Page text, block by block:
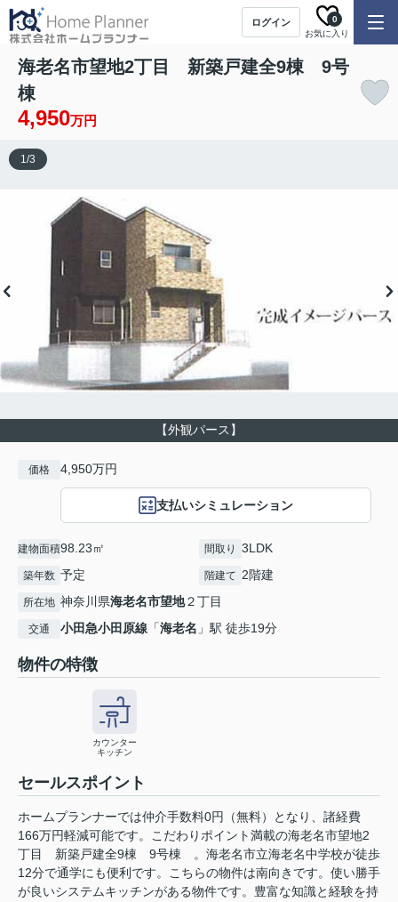
ログイン
お気に入り
0
海老名市望地2丁目 新築戸建全9棟 9号
棟
4,950万円
【外観パース】
1/3
価格 4,950万円
支払いシミュレーション
建物面積98.23㎡ 間取り 3LDK
築年数 予定 階建て 2階建
所在地 神奈川県海老名市望地２丁目
交通 小田急小田原線 「海老名 」駅 徒歩19分
物件の特徴
カウンター
キッチン
セールスポイント
ホームプランナーでは仲介手数料0円（無料）となり、諸経費
166万円軽減可能です。こだわりポイント満載の海老名市望地2
丁目 新築戸建全9棟 9号棟 。海老名市立海老名中学校が徒歩
12分で通学にも便利です。こちらの物件は南向きです。使い勝手
が良いシステムキッチンがある物件です。豊富な知識と経験を持